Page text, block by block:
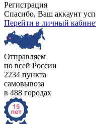
Регистрация
Спасибо, Ваш аккаунт
Перейти в личный
Отправляем
по всей России
2234 пункта
самовывоза
в 488 городах